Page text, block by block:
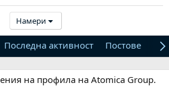
Намери
Последна активност Постове
на профила на Atomica Group.